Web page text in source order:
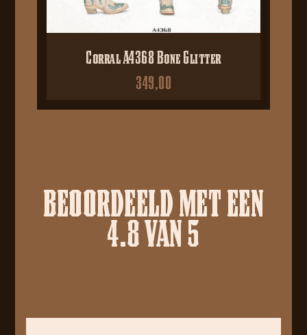
Corral A4368 Bone Glitter
349,00
BEOORDEELD MET EEN
4.8 VAN 5